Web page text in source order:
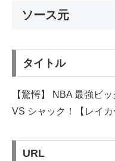
ソース元
タイトル
【驚愕】 NBA 最強ビ
VS シャック！【レイカ
URL